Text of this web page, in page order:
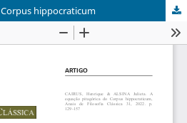
hippocraticum